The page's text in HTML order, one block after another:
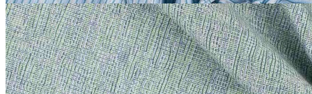
В наличии 9 м
Etro
Трикотаж сток Etro
хлопок 100%
140 смсветлый бирюзово-серый